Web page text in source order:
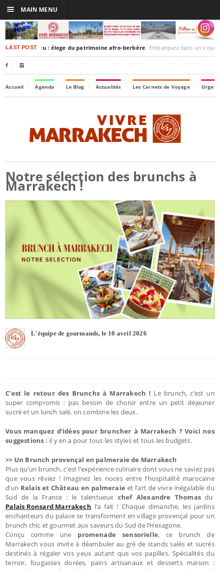
LAST POST
Timbuktu : éloge du patrimoine afro-berbère Embarquez dans un voyage culturel dans le temps,
 
Accueil Agenda Le Blog Actualités Les Carnets de Voyage
Notre sélection des brunchs à
Marrakech !
L'équipe de gourmands, le 10 avril 2026
C'est le retour des Brunchs à Marrakech ! Le brunch, c’est un
super compromis : pas besoin de choisir entre un petit déjeuner
sucré et un lunch salé, on combine les deux.
Vous manquez d’idées pour bruncher à Marrakech ? Voici nos
suggestions : il y en a pour tous les styles et tous les budgets.
>> Un Brunch provençal en palmeraie de Marrakech
Plus qu’un brunch, c’est l’expérience culinaire dont vous ne saviez pas
que vous rêviez ! Imaginez les noces entre l’hospitalité marocaine
d’un Relais et Château en palmeraie et l’art de vivre inégalable du
Sud de la France : le talentueux chef Alexandre Thomasdu
Palais Ronsard Marrakech l’a fait ! Chaque dimanche, les jardins
enchanteurs du palace se transforment en village provençal pour un
brunch chic et gourmet aux saveurs du Sud de l’Hexagone.
Conçu comme une promenade sensorielle, ce brunch de
Marrakech vous invite à déambuler au gré de stands salés et sucrés
destinés à régaler vos yeux autant que vos papilles. Spécialités du
terroir, fougasses dorées, pains artisanaux et desserts maison :
☰ MAIN MENU